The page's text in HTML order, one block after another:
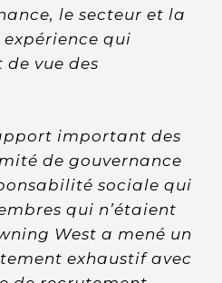
le secteur et la
qui
vue des
important des
de gouvernance
sociale qui
qui n’étaient
West a mené un
exhaustif avec